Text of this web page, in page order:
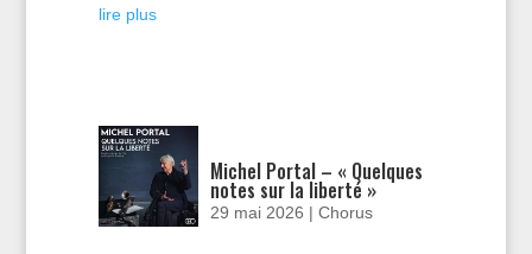
lire plus
Michel Portal – « Quelques
notes sur la liberté »
29 mai 2026 |Chorus